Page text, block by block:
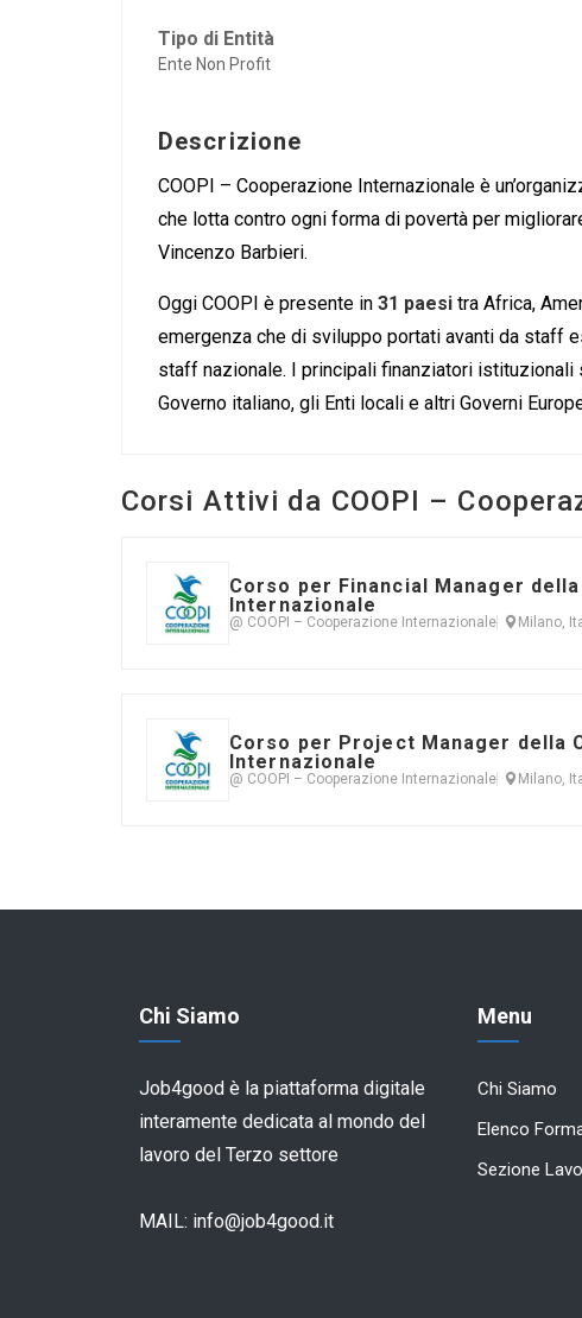
Tipo di Entità
Ente Non Profit
Descrizione
COOPI – Cooperazione Internazionale è
che lotta contro ogni forma di povertà per
Vincenzo Barbieri.
Oggi COOPI è presente in 31 paesi tra Africa,
emergenza che di sviluppo portati avanti da staff
staff nazionale. I principali finanziatori istituzionali
Governo italiano, gli Enti locali e altri Governi
Corsi Attivi da COOPI –
Corso per Financial Manager
Internazionale
@ COOPI – Cooperazione Internazionale Milano,
Corso per Project Manager della
Internazionale
@ COOPI – Cooperazione Internazionale Milano,
Chi Siamo
Job4good è la piattaforma digitale
interamente dedicata al mondo del
lavoro del Terzo settore
MAIL: info@job4good.it
Menu
Chi Siamo
Elenco
Sezione